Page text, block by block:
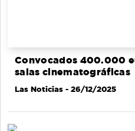
Convocados 400.000
salas cinematográficas
Las Noticias - 26/12/2025